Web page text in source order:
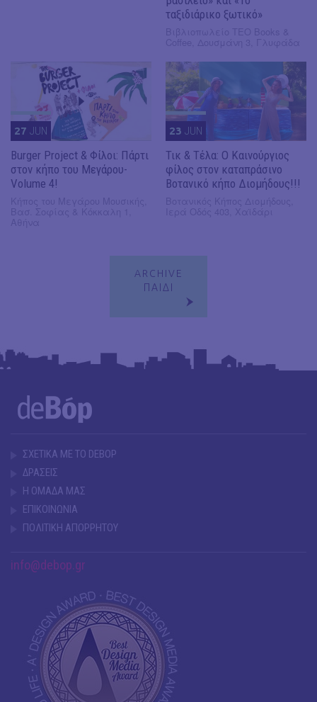
ταξιδιάρικο ξωτικό»
27 JUN
Burger Project & Φίλοι: Πάρτι
στον κήπο του Μεγάρου-
Volume 4!
23 JUN
Τικ & Τέλα: Ο Καινούργιος
φίλος στον καταπράσινο
Βοτανικό κήπο Διομήδους!!!
ARCHIVE
ΠΑΙΔΙ
ΣΧΕΤΙΚΑ ΜΕ ΤΟ DEBOP
ΔΡΑΣΕΙΣ
Η ΟΜΑΔΑ ΜΑΣ
ΕΠΙΚΟΙΝΩΝΙΑ
ΠΟΛΙΤΙΚΗ ΑΠΟΡΡΗΤΟΥ
info@debop.gr